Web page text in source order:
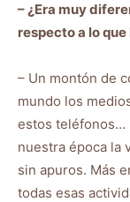
– ¿Era muy
respecto a lo
– Un montón de
mundo los
estos teléfonos…
nuestra época la
sin apuros. Más
todas esas